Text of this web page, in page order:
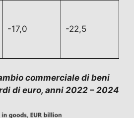
-17,0 -22,5
commerciale di beni
di euro, anni 2022 – 2024